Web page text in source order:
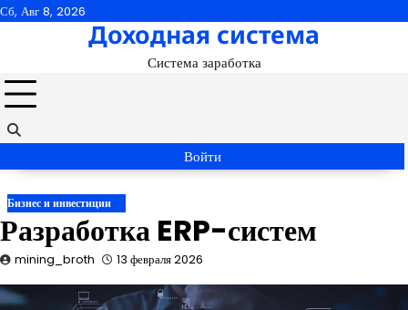
Перейти
Сб, Авг 8, 2026
Доходная система
Система заработка
Войти
Бизнес и инвестиции
Разработка ERP-систем
mining_broth 13 февраля 2026